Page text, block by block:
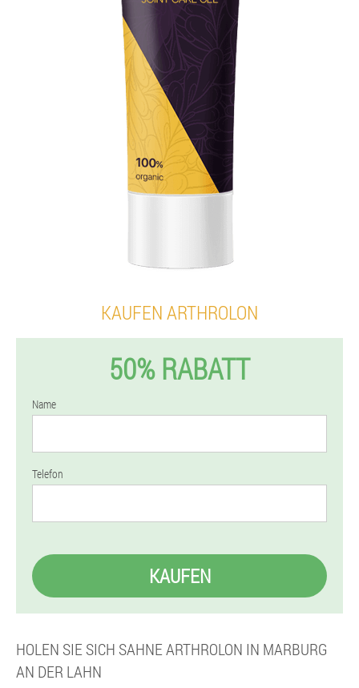
KAUFEN ARTHROLON
50% RABATT
Name
Telefon
KAUFEN
HOLEN SIE SICH SAHNE ARTHROLON IN MARBURG
AN DER LAHN